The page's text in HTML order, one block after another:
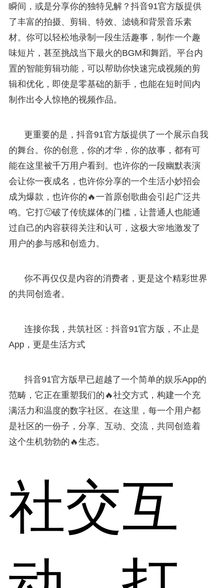
瞬间，或是分享你的独特见解？抖音91官方版提供
了丰富的拍摄、剪辑、特效、滤镜和背景音乐素
材。你可以轻松地录制一段生活趣事，制作一个趣
味短片，甚至挑战当下最火的BGM和舞蹈。平台内
置的智能剪辑功能，可以帮助你快速完成视频的剪
辑和优化，即使是零基础的新手，也能在短时间内
制作出令人惊艳的视频作品。
更重要的是，抖音91官方版提供了一个展示自我
的舞台。你的创意，你的才华，你的故事，都有可
能在这里被千万用户看到。也许你的一段幽默表演
会让你一夜成名，也许你分享的一个生活小妙招会
成为爆款，也许你的🔥一首原创歌曲会引起广泛共
鸣。它打🙂破了传统媒体的门槛，让普通人也能通
过自己的内容获得关注和认可，这极大🌸地激发了
用户的参与感和创造力。
你不再仅仅是内容的消费者，更是这个精彩世界
的共同创造者。
连接你我，共筑社区：抖音91官方版，不止是
App，更是生活方式
抖音91官方版早已超越了一个简单的娱乐App的
范畴，它正在重塑我们的🔥社交方式，构建一个充
满活力和温度的数字社区。在这里，每一个用户都
是社区的一份子，分享、互动、交流，共同创造着
这个生机勃勃的🔥生态。
社交互